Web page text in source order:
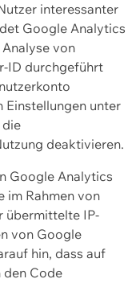
interessanter
Google Analytics
von
ID durchgeführt
Einstellungen unter
die
deaktivieren.
Google Analytics
im Rahmen von
übermittelte IP-
von Google
hin, dass auf
den Code